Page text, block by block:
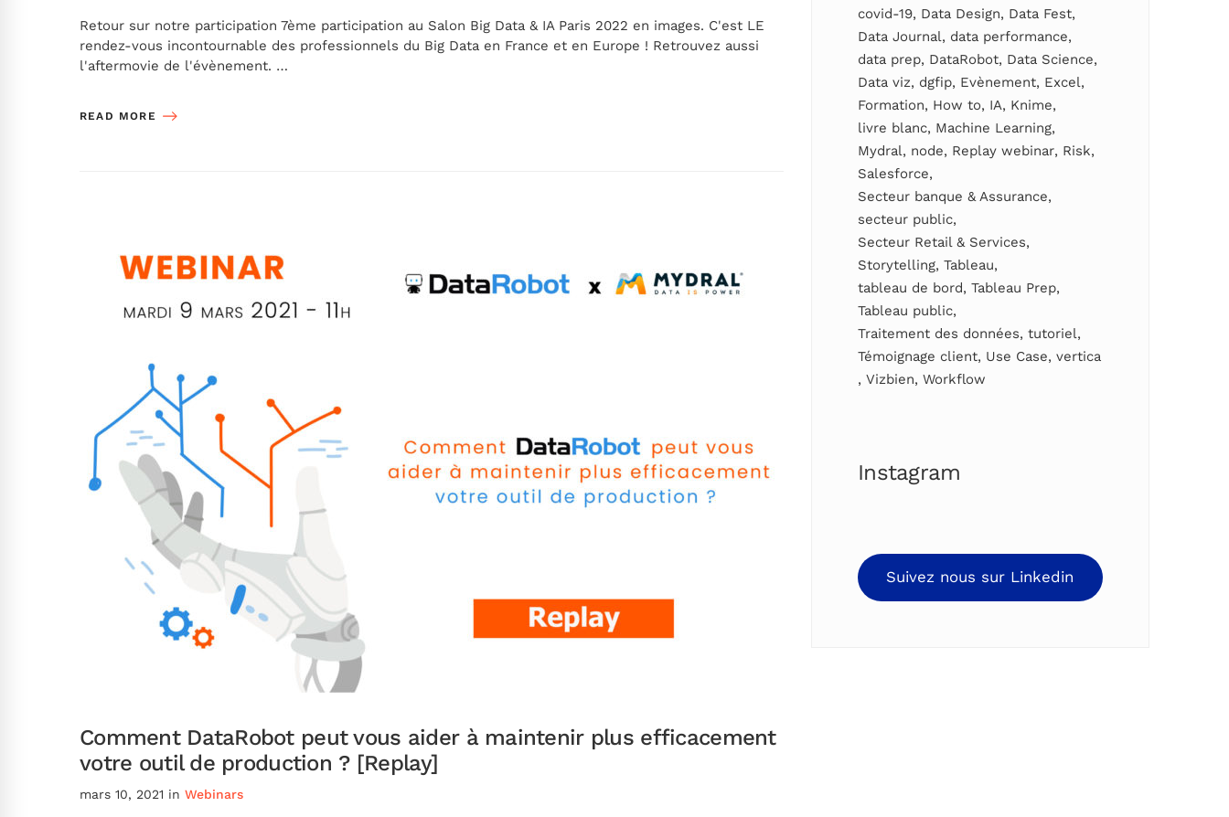
Retour sur notre participation 7ème participation au Salon Big Data & IA Paris 2022 en images. C'est LE
rendez-vous incontournable des professionnels du Big Data en France et en Europe ! Retrouvez aussi
l'aftermovie de l'évènement. …
READ MORE
Comment DataRobot peut vous aider à maintenir plus efficacement
votre outil de production ? [Replay]
mars 10, 2021 in Webinars
covid-19, Data Design, Data Fest,
Data Journal, data performance,
data prep, DataRobot, Data Science,
Data viz, dgfip, Evènement, Excel,
Formation, How to, IA, Knime,
livre blanc, Machine Learning,
Mydral, node, Replay webinar, Risk,
Salesforce,
Secteur banque & Assurance,
secteur public,
Secteur Retail & Services,
Storytelling, Tableau,
tableau de bord, Tableau Prep,
Tableau public,
Traitement des données, tutoriel,
Témoignage client, Use Case, vertica
, Vizbien, Workflow
Instagram
Suivez nous sur Linkedin